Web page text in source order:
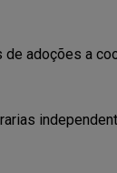
adoções a